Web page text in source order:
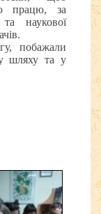
працю, за
наукової
побажали
шляху та у